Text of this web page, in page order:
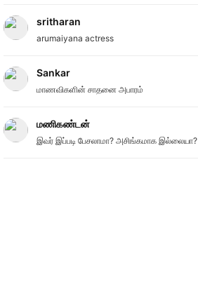
sritharan
arumaiyana actress
Sankar
மாணவிகளின் சாதனை அபாரம்
மணிகண்டன்
இவர் இப்படி பேசலாமா? அசிங்கமாக இல்லையா?